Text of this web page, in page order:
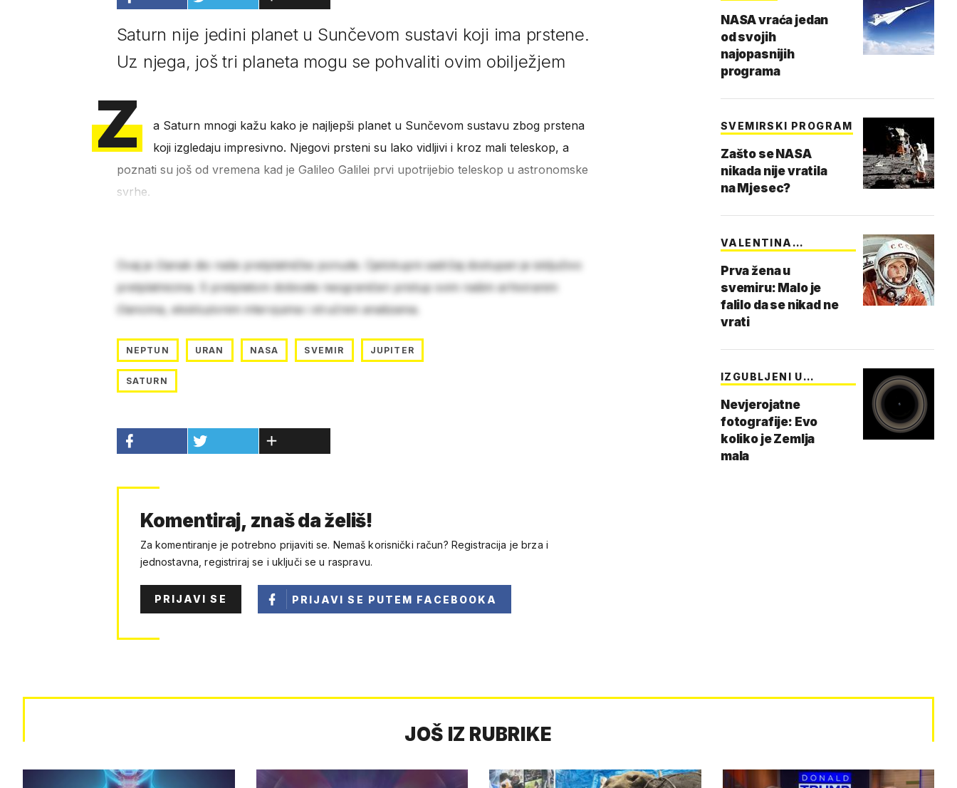
Saturn nije jedini planet u Sunčevom sustavi koji ima prstene.
Uz njega, još tri planeta mogu se pohvaliti ovim obilježjem
Z
a Saturn mnogi kažu kako je najljepši planet u Sunčevom sustavu zbog prstena
koji izgledaju impresivno. Njegovi prsteni su lako vidljivi i kroz mali teleskop, a
poznati su još od vremena kad je Galileo Galilei prvi upotrijebio teleskop u astronomske
svrhe.
Ovaj je članak dio naše pretplatničke ponude. Cjelokupni sadržaj dostupan je isključivo
pretplatnicima. S pretplatom dobivate neograničen pristup svim našim arhiviranim
člancima, ekskluzivnim intervjuima i stručnim analizama.
NEPTUN URAN NASA SVEMIR JUPITER
SATURN
Komentiraj, znaš da želiš!
Za komentiranje je potrebno prijaviti se. Nemaš korisnički račun? Registracija je brza i
jednostavna, registriraj se i uključi se u raspravu.
PRIJAVI SE PRIJAVI SE PUTEM FACEBOOKA
NASA vraća jedan
od svojih
najopasnijih
programa
SVEMIRSKI PROGRAM
Zašto se NASA
nikada nije vratila
na Mjesec?
VALENTINA
Prva žena u
svemiru: Malo je
falilo da se nikad ne
vrati
IZGUBLJENI U
Nevjerojatne
fotografije: Evo
koliko je Zemlja
mala
JOŠ IZ RUBRIKE